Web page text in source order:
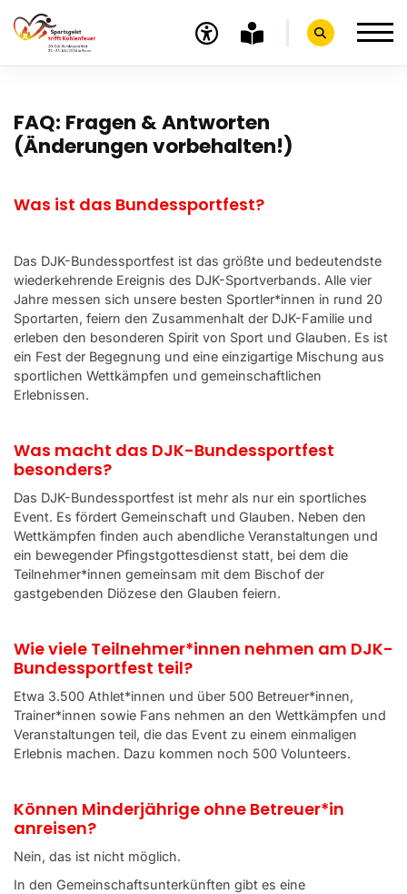
FAQ: Fragen & Antworten
(Änderungen vorbehalten!)
Was ist das Bundessportfest?
Das DJK-Bundessportfest ist das größte und bedeutendste
wiederkehrende Ereignis des DJK-Sportverbands. Alle vier
Jahre messen sich unsere besten Sportler*innen in rund 20
Sportarten, feiern den Zusammenhalt der DJK-Familie und
erleben den besonderen Spirit von Sport und Glauben. Es ist
ein Fest der Begegnung und eine einzigartige Mischung aus
sportlichen Wettkämpfen und gemeinschaftlichen
Erlebnissen.
Was macht das DJK-Bundessportfest
besonders?
Das DJK-Bundessportfest ist mehr als nur ein sportliches
Event. Es fördert Gemeinschaft und Glauben. Neben den
Wettkämpfen finden auch abendliche Veranstaltungen und
ein bewegender Pfingstgottesdienst statt, bei dem die
Teilnehmer*innen gemeinsam mit dem Bischof der
gastgebenden Diözese den Glauben feiern.
Wie viele Teilnehmer*innen nehmen am DJK-
Bundessportfest teil?
Etwa 3.500 Athlet*innen und über 500 Betreuer*innen,
Trainer*innen sowie Fans nehmen an den Wettkämpfen und
Veranstaltungen teil, die das Event zu einem einmaligen
Erlebnis machen. Dazu kommen noch 500 Volunteers.
Können Minderjährige ohne Betreuer*in
anreisen?
Nein, das ist nicht möglich.
In den Gemeinschaftsunterkünften gibt es eine
Sport
FAQ
Motto und Logo 2026
Schirmherrschaft
Programm BSF
DJK
Service
Zurück zum DJK Sportverband